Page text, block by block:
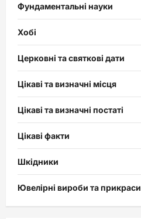
Фундаментальні науки
Хобі
Церковні та святкові дати
Цікаві та визначні місця
Цікаві та визначні постаті
Цікаві факти
Шкідники
Ювелірні вироби та прикраси